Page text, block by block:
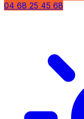
04 68 25 45 68